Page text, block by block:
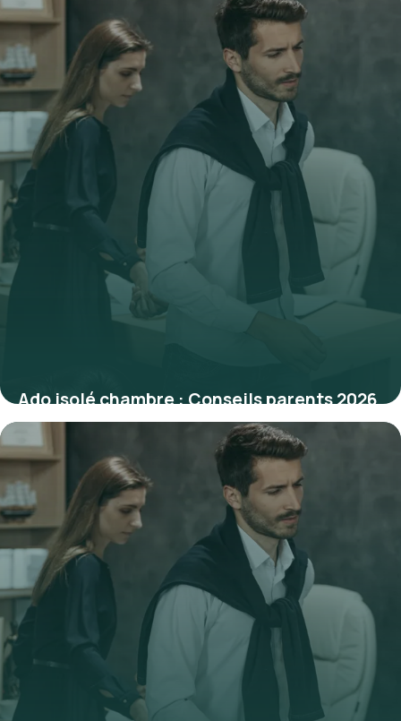
Ado isolé chambre : Conseils parents 2026